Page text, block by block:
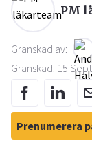
PM
Granskad av:
Granskad: 15
Prenumerera